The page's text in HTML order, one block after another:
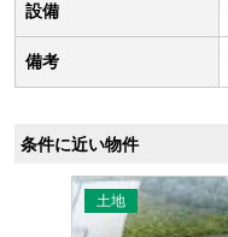
設備
備考
条件に近い物件
土地